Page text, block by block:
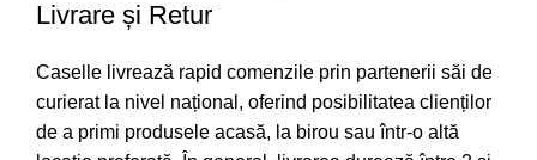
Livrare și Retur
Caselle livrează rapid comenzile prin partenerii săi de
curierat la nivel național, oferind posibilitatea clienților
de a primi produsele acasă, la birou sau într-o altă